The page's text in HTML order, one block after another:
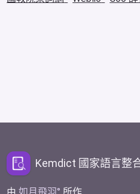
Kemdict 國家語言整